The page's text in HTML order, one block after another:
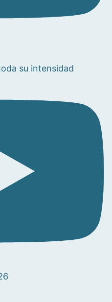
su intensidad